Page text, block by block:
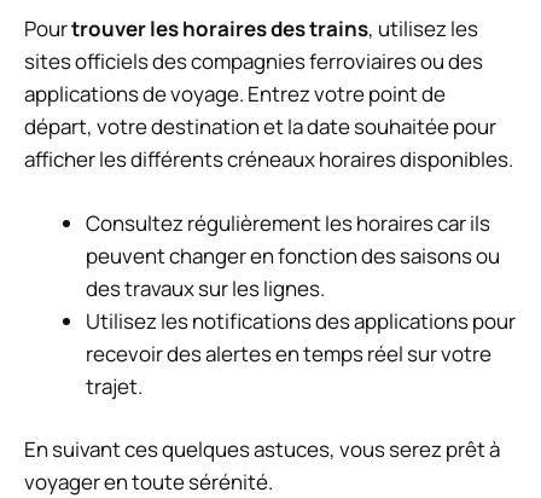
Pourtrouver les horaires des trains, utilisez les
sites officiels des compagnies ferroviaires ou des
applications de voyage. Entrez votre point de
départ, votre destination et la date souhaitée pour
afficher les différents créneaux horaires disponibles.
Consultez régulièrement les horaires car ils
peuvent changer en fonction des saisons ou
des travaux sur les lignes.
Utilisez les notifications des applications pour
recevoir des alertes en temps réel sur votre
trajet.
En suivant ces quelques astuces, vous serez prêt à
voyager en toute sérénité.